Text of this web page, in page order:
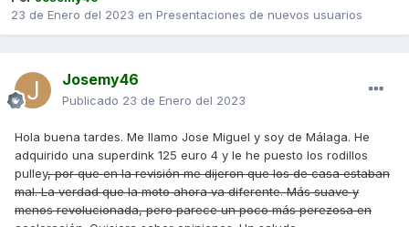
23 de Enero del 2023 en Presentaciones de nuevos usuarios
Josemy46
Publicado 23 de Enero del 2023
Hola buena tardes. Me llamo Jose Miguel y soy de Málaga. He
adquirido una superdink 125 euro 4 y le he puesto los rodillos
pulley, por que en la revisión me dijeron que los de casa estaban
mal. La verdad que la moto ahora va diferente. Más suave y
menos revolucionada, pero parece un poco más perezosa en